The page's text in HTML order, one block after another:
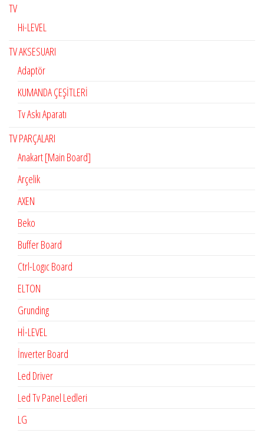
TV
Hi-LEVEL
TV AKSESUARI
Adaptör
KUMANDA ÇEŞİTLERİ
Tv Askı Aparatı
TV PARÇALARI
Anakart [Main Board]
Arçelik
AXEN
Beko
Buffer Board
Ctrl-Logıc Board
ELTON
Grunding
Hİ-LEVEL
İnverter Board
Led Driver
Led Tv Panel Ledleri
LG